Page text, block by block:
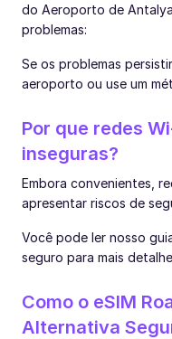
do Aeroporto de
problemas:
Se os problemas
aeroporto ou use um
Por que redes
inseguras?
Embora convenientes,
apresentar riscos de
Você pode ler nosso
seguro para mais
Como o eSIM
Alternativa